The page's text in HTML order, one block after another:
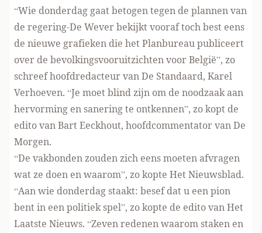
“Wie donderdag gaat betogen tegen de plannen van
de regering-De Wever bekijkt vooraf toch best eens
de nieuwe grafieken die het Planbureau publiceert
over de bevolkingsvooruitzichten voor België”, zo
schreef hoofdredacteur van De Standaard, Karel
Verhoeven. “Je moet blind zijn om de noodzaak aan
hervorming en sanering te ontkennen”, zo kopt de
edito van Bart Eeckhout, hoofdcommentator van De
Morgen.
“De vakbonden zouden zich eens moeten afvragen
wat ze doen en waarom”, zo kopte Het Nieuwsblad.
“Aan wie donderdag staakt: besef dat u een pion
bent in een politiek spel”, zo kopte de edito van Het
Laatste Nieuws. “Zeven redenen waarom staken en